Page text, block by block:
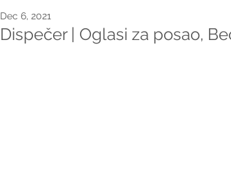
Dispečer | Oglasi za posao,
Dec 6, 2021